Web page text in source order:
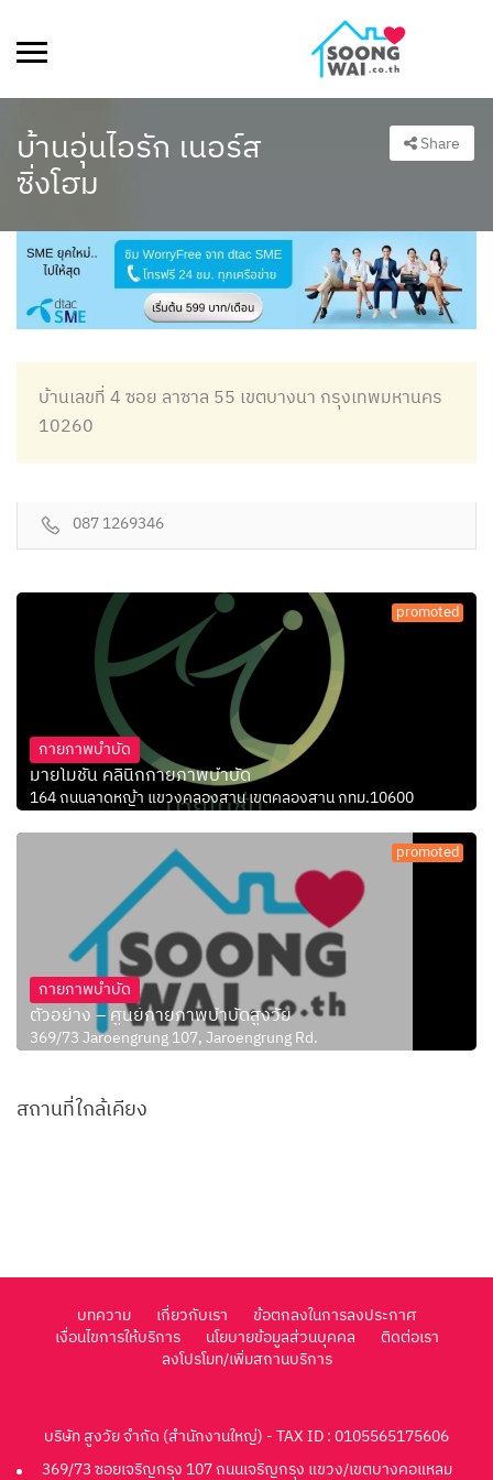
บ้านอุ่นไอรัก เนอร์ส
ซิ่งโฮม
Share
บ้านเลขที่ 4 ซอย ลาซาล 55 เขตบางนา กรุงเทพมหานคร
10260
087 1269346
promoted
กายภาพบำบัด
มายโมชั่น คลินิกกายภาพบำบัด
164 ถนนลาดหญ้า แขวงคลองสาน เขตคลองสาน กทม.10600
promoted
กายภาพบำบัด
ตัวอย่าง – ศูนย์กายภาพบำบัดสูงวัย
369/73 Jaroengrung 107, Jaroengrung Rd.
สถานที่ใกล้เคียง
บทความ เกี่ยวกับเรา
ข้อตกลงในการลงประกาศ
เงื่อนไขการให้บริการ
นโยบายข้อมูลส่วนบุคคล
ติดต่อเรา
ลงโปรโมท/เพิ่มสถานบริการ
บริษัท สูงวัย จำกัด (สำนักงานใหญ่) - TAX ID : 0105565175606
369/73 ซอยเจริญกรุง 107 ถนนเจริญกรุง แขวง/เขตบางคอแหลม